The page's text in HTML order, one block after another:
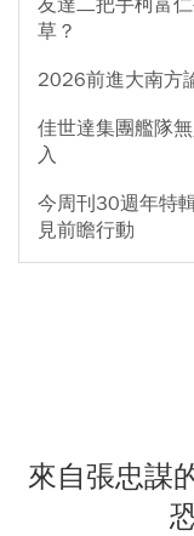
草？
2026前進大南方
佳世達集團艦隊
入
今周刊30週年特
見前瞻行動
來自張忠謀